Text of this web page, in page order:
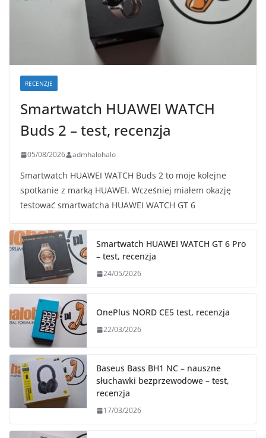
RECENZJE
Smartwatch HUAWEI WATCH
Buds 2 – test, recenzja
05/08/2026 admhalohalo
Smartwatch HUAWEI WATCH Buds 2 to moje kolejne
spotkanie z marką HUAWEI. Wcześniej miałem okazję
testować smartwatcha HUAWEI WATCH GT 6
Smartwatch HUAWEI WATCH GT 6 Pro
– test, recenzja
24/05/2026
OnePlus NORD CE5 test, recenzja
22/03/2026
Baseus Bass BH1 NC – nauszne
słuchawki bezprzewodowe – test,
recenzja
17/03/2026